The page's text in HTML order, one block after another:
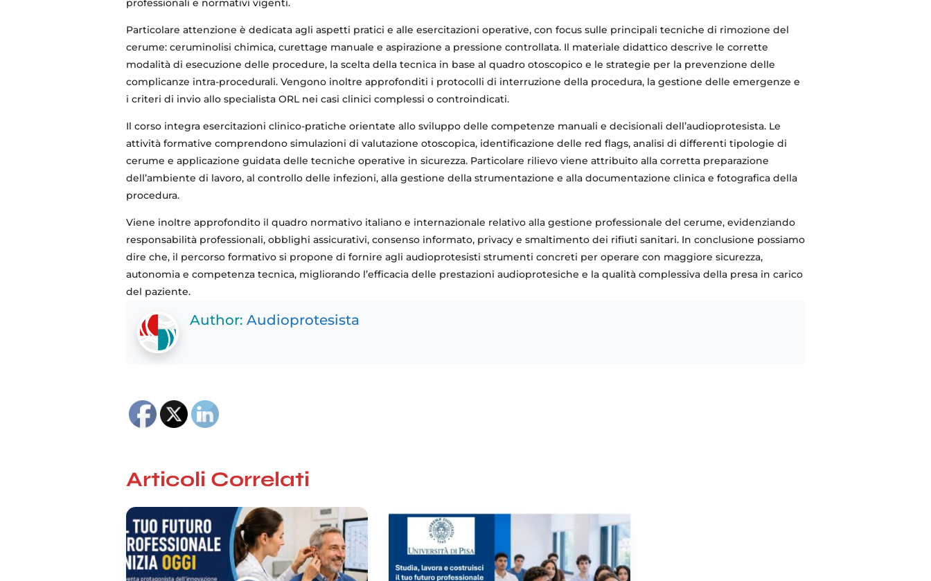
professionali e normativi vigenti.
Particolare attenzione è dedicata agli aspetti pratici e alle esercitazioni operative, con focus sulle principali tecniche di rimozione del
cerume: ceruminolisi chimica, curettage manuale e aspirazione a pressione controllata. Il materiale didattico descrive le corrette
modalità di esecuzione delle procedure, la scelta della tecnica in base al quadro otoscopico e le strategie per la prevenzione delle
complicanze intra-procedurali. Vengono inoltre approfonditi i protocolli di interruzione della procedura, la gestione delle emergenze e
i criteri di invio allo specialista ORL nei casi clinici complessi o controindicati.
Il corso integra esercitazioni clinico-pratiche orientate allo sviluppo delle competenze manuali e decisionali dell’audioprotesista. Le
attività formative comprendono simulazioni di valutazione otoscopica, identificazione delle red flags, analisi di differenti tipologie di
cerume e applicazione guidata delle tecniche operative in sicurezza. Particolare rilievo viene attribuito alla corretta preparazione
dell’ambiente di lavoro, al controllo delle infezioni, alla gestione della strumentazione e alla documentazione clinica e fotografica della
procedura.
Viene inoltre approfondito il quadro normativo italiano e internazionale relativo alla gestione professionale del cerume, evidenziando
responsabilità professionali, obblighi assicurativi, consenso informato, privacy e smaltimento dei rifiuti sanitari. In conclusione possiamo
dire che, il percorso formativo si propone di fornire agli audioprotesisti strumenti concreti per operare con maggiore sicurezza,
autonomia e competenza tecnica, migliorando l’efficacia delle prestazioni audioprotesiche e la qualità complessiva della presa in carico
del paziente.
Author: Audioprotesista
Articoli Correlati